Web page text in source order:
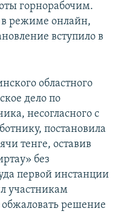
горнорабочим.
в режиме онлайн,
вступило в
областного
дело по
несогласного с
постановила
тенге, оставив
без
первой инстанции
участникам
обжаловать решение